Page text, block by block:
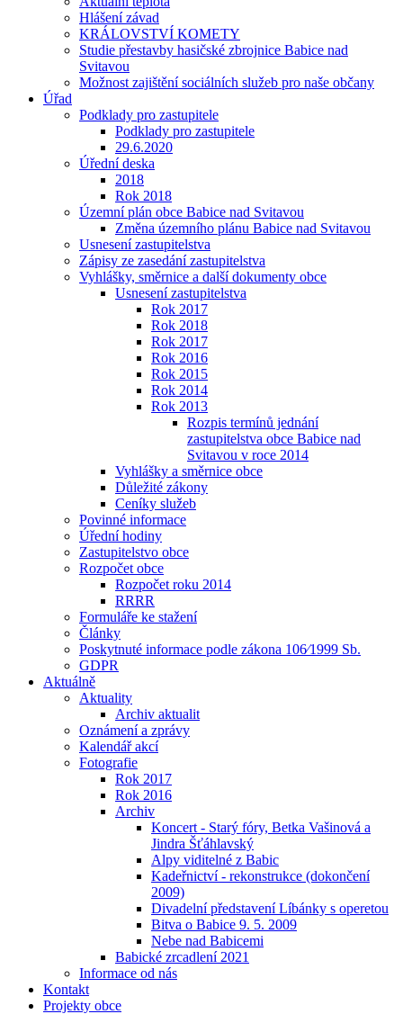
Hlášení závad
KRÁLOVSTVÍ KOMETY
Studie přestavby hasičské zbrojnice Babice nad
Svitavou
Možnost zajištění sociálních služeb pro naše občany
Úřad
Podklady pro zastupitele
Podklady pro zastupitele
29.6.2020
Úřední deska
2018
Rok 2018
Územní plán obce Babice nad Svitavou
Změna územního plánu Babice nad Svitavou
Usnesení zastupitelstva
Zápisy ze zasedání zastupitelstva
Vyhlášky, směrnice a další dokumenty obce
Usnesení zastupitelstva
Rok 2017
Rok 2018
Rok 2017
Rok 2016
Rok 2015
Rok 2014
Rok 2013
Rozpis termínů jednání
zastupitelstva obce Babice nad
Svitavou v roce 2014
Vyhlášky a směrnice obce
Důležité zákony
Ceníky služeb
Povinné informace
Úřední hodiny
Zastupitelstvo obce
Rozpočet obce
Rozpočet roku 2014
RRRR
Formuláře ke stažení
Články
Poskytnuté informace podle zákona 106⁄1999 Sb.
GDPR
Aktuálně
Aktuality
Archiv aktualit
Oznámení a zprávy
Kalendář akcí
Fotografie
Rok 2017
Rok 2016
Archiv
Koncert - Starý fóry, Betka Vašinová a
Jindra Šťáhlavský
Alpy viditelné z Babic
Kadeřnictví - rekonstrukce (dokončení
2009)
Divadelní představení Líbánky s operetou
Bitva o Babice 9. 5. 2009
Nebe nad Babicemi
Babické zrcadlení 2021
Informace od nás
Kontakt
Projekty obce